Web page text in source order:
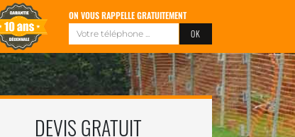
ON VOUS RAPPELLE GRATUITEMENT
DEVIS GRATUIT